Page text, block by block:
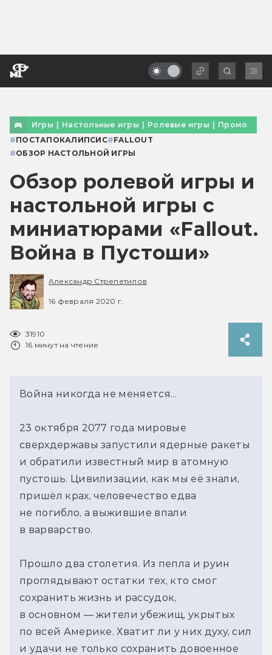
Игры | Настольные игры | Ролевые игры | Промо
#ПОСТАПОКАЛИПСИС#FALLOUT
#ОБЗОР НАСТОЛЬНОЙ ИГРЫ
Обзор ролевой игры и
настольной игры с
миниатюрами «Fallout.
Война в Пустоши»
Александр Стрепетилов
16 февраля 2020 г.
31910
16 минут на чтение
Война никогда не меняется...
23 октября 2077 года мировые
сверхдержавы запустили ядерные ракеты
и обратили известный мир в атомную
пустошь. Цивилизации, как мы её знали,
пришёл крах, человечество едва
не погибло, а выжившие впали
в варварство.
Прошло два столетия. Из пепла и руин
проглядывают остатки тех, кто смог
сохранить жизнь и рассудок,
в основном — жители убежищ, укрытых
по всей Америке. Хватит ли у них духу, сил
и удачи не только сохранить довоенное